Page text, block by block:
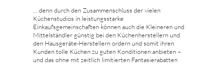
... denn durch den Zusammenschluss der vielen
Küchenstudios in leistungsstarke
Einkaufsgemeinschaften können auch die Kleineren und
Mittelständler günstig bei den Küchenherstellern und
den Hausgeräte-Herstellern ordern und somit ihren
Kunden tolle Küchen zu guten Konditionen anbieten –
und das ohne mit zeitlich limitierten Fantasierabatten